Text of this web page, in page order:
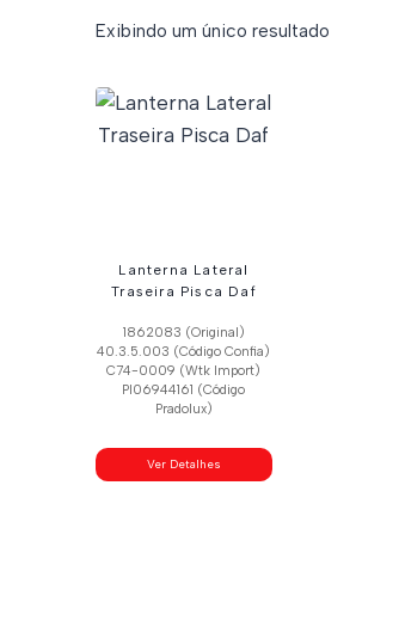
Exibindo um único resultado
Lanterna Lateral
Traseira Pisca Daf
1862083 (Original)
40.3.5.003 (Código Confia)
C74-0009 (Wtk Import)
Pl06944161 (Código
Pradolux)
Ver Detalhes